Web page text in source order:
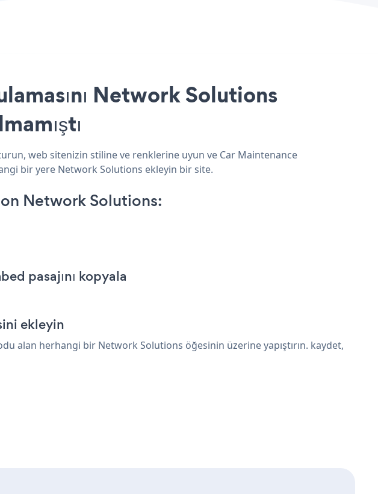
Network Solutions
web sitenizin stiline ve renklerine uyun ve Car Maintenance
bir yere Network Solutions ekleyin bir site.
Network Solutions:
pasajını kopyala
ekleyin
alan herhangi bir Network Solutions öğesinin üzerine yapıştırın. kaydet,